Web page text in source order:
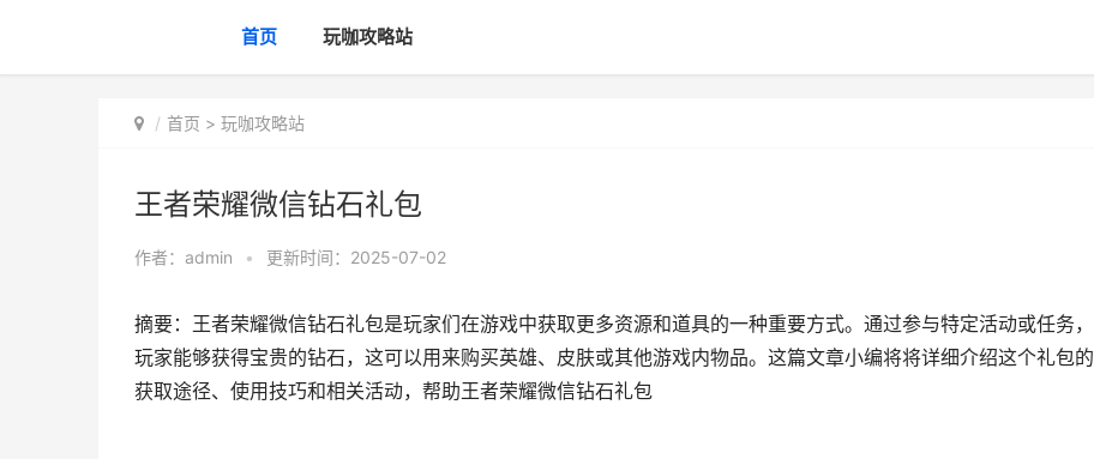
首页 玩咖攻略站
首页 > 玩咖攻略站
王者荣耀微信钻石礼包
作者： admin • 更新时间：2025-07-02
摘要：王者荣耀微信钻石礼包是玩家们在游戏中获取更多资源和道具的一种重要方式。通过参与特定活动或任务，
玩家能够获得宝贵的钻石，这可以用来购买英雄、皮肤或其他游戏内物品。这篇文章小编将将详细介绍这个礼包的
获取途径、使用技巧和相关活动，帮助王者荣耀微信钻石礼包